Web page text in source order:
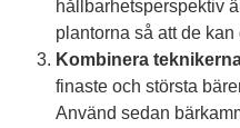
hållbarhetsperspektiv
plantorna så att de
Kombinera
finaste och största
Använd sedan